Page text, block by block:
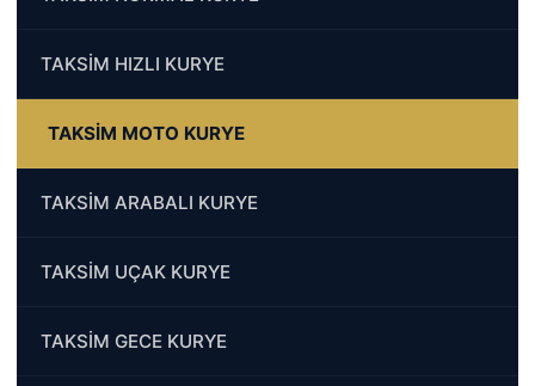
TAKSİM HIZLI KURYE
TAKSİM MOTO KURYE
TAKSİM ARABALI KURYE
TAKSİM UÇAK KURYE
TAKSİM GECE KURYE